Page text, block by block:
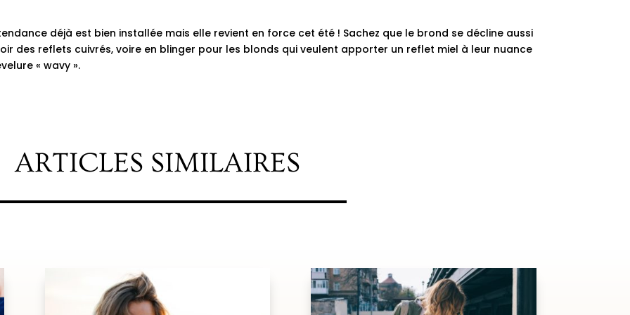
déjà est bien installée mais elle revient en force cet été ! Sachez que le brond se décline aussi
des reflets cuivrés, voire en blinger pour les blonds qui veulent apporter un reflet miel à leur nuance
«wavy ».
ARTICLES SIMILAIRES